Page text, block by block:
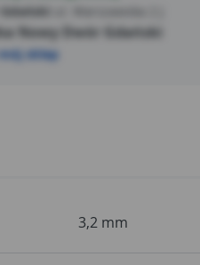
Nowy Dwór Gdański
sklep
3,2 mm